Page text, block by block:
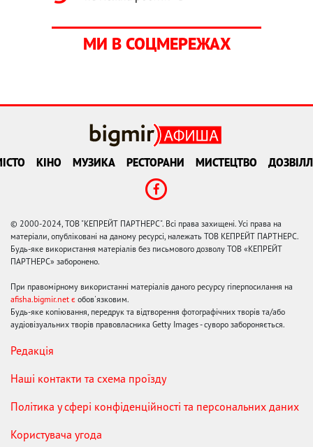
МИ В СОЦМЕРЕЖАХ
КІНО МУЗИКА РЕСТОРАНИ МИСТЕЦТВО
© 2000-2024, ТОВ "КЕПРЕЙТ ПАРТНЕРС". Всі права захищені. Усі права на
матеріали, опубліковані на даному ресурсі, належать ТОВ КЕПРЕЙТ ПАРТНЕРС.
Будь-яке використання матеріалів без письмового дозволу ТОВ «КЕПРЕЙТ
ПАРТНЕРС» заборонено.
При правомірному використанні матеріалів даного ресурсу гіперпосилання на
afisha.bigmir.net є обов'язковим.
Будь-яке копіювання, передрук та відтворення фотографічних творів та/або
аудіовізуальних творів правовласника Getty Images - суворо забороняється.
Редакція
Наші контакти та схема проїзду
Політика у сфері конфіденційності та персональних даних
Користувача угода